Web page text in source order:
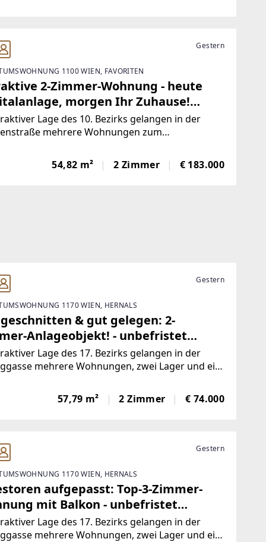
Gestern
1100 WIEN, FAVORITEN
2-Zimmer-Wohnung - heute
morgen Ihr Zuhause!
vermietet
Lage des 10. Bezirks gelangen in der
mehrere Wohnungen zum
und befristet vermietete sowie einige
Einheiten mit Wohnflächen von ca. 15 m²
54,82 m² 2 Zimmer € 183.000
Gestern
1170 WIEN, HERNALS
& gut gelegen: 2-
Anlageobjekt! - unbefristet
Lage des 17. Bezirks gelangen in der
mehrere Wohnungen, zwei Lager und ein
überwiegend befristet und unfristet
sowie einige leerstehende Einheiten mit
57,79 m² 2 Zimmer € 74.000
Gestern
1170 WIEN, HERNALS
aufgepasst: Top-3-Zimmer-
mit Balkon - unbefristet
Lage des 17. Bezirks gelangen in der
mehrere Wohnungen, zwei Lager und ein